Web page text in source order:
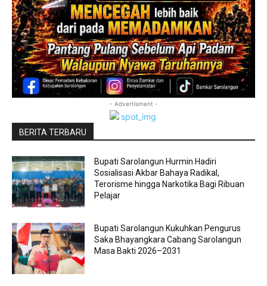
- Advertisment -
BERITA TERBARU
Bupati Sarolangun Hurmin Hadiri
Sosialisasi Akbar Bahaya Radikal,
Terorisme hingga Narkotika Bagi Ribuan
Pelajar
Bupati Sarolangun Kukuhkan Pengurus
Saka Bhayangkara Cabang Sarolangun
Masa Bakti 2026–2031